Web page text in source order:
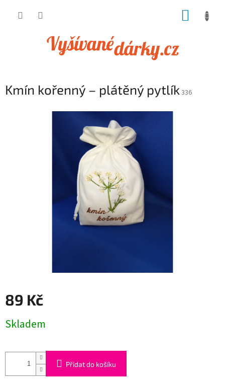
Kmín kořenný – plátěný pytlík 336
89 Kč
cena:
Skladem
Přidat do košíku